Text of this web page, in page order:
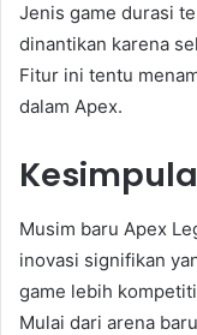
Jenis game durasi
dinantikan karena
Fitur ini tentu
dalam Apex.
Musim baru Apex
inovasi signifikan
game lebih
Mulai dari arena